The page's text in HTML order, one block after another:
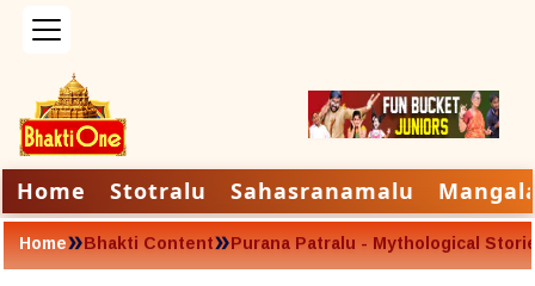
Home Stotralu Sahasranamalu
Home»Bhakti Content»Purana Patralu - Mythological